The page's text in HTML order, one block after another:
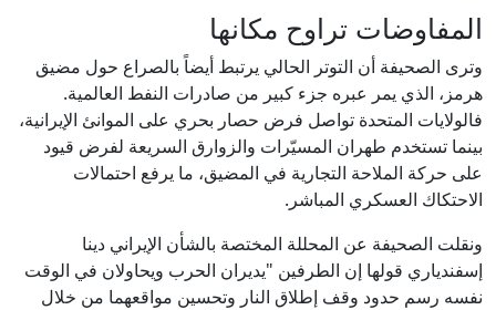
المفاوضات تراوح مكانها
وترى الصحيفة أن التوتر الحالي يرتبط أيضاً بالصراع حول مضيق
هرمز، الذي يمر عبره جزء كبير من صادرات النفط العالمية.
فالولايات المتحدة تواصل فرض حصار بحري على الموانئ الإيرانية،
بينما تستخدم طهران المسيّرات والزوارق السريعة لفرض قيود
على حركة الملاحة التجارية في المضيق، ما يرفع احتمالات
الاحتكاك العسكري المباشر.
ونقلت الصحيفة عن المحللة المختصة بالشأن الإيراني دينا
إسفندياري قولها إن الطرفين "يديران الحرب ويحاولان في الوقت
نفسه رسم حدود وقف إطلاق النار وتحسين مواقعهما من خلال